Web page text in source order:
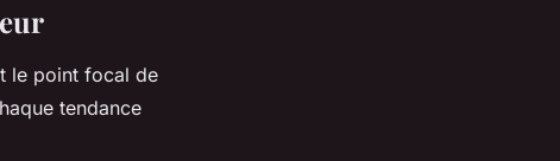
le point focal de
tendance